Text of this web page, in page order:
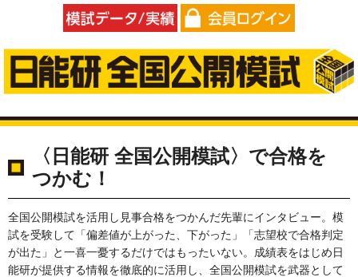
〈日能研 全国公開模試〉で合格を
つかむ！
全国公開模試を活用し見事合格をつかんだ先輩にインタビュー。模
試を受験して「偏差値が上がった、下がった」「志望校で合格判定
が出た」と一喜一憂するだけではもったいない。成績表をはじめ日
能研が提供する情報を徹底的に活用し、全国公開模試を武器として